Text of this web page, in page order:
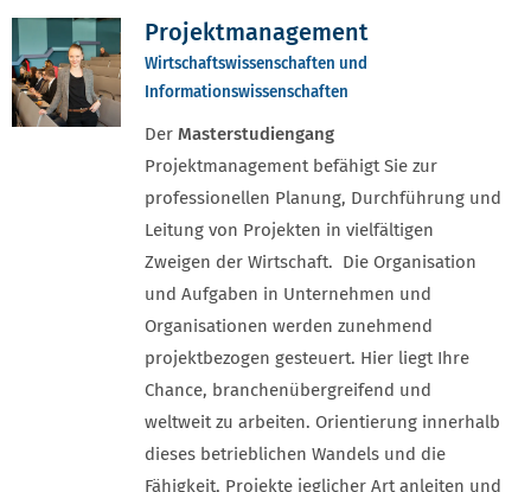
Projektmanagement
Wirtschaftswissenschaften und
Informationswissenschaften
Der Masterstudiengang
Projektmanagement befähigt Sie zur
professionellen Planung, Durchführung und
Leitung von Projekten in vielfältigen
Zweigen der Wirtschaft. Die Organisation
und Aufgaben in Unternehmen und
Organisationen werden zunehmend
projektbezogen gesteuert. Hier liegt Ihre
Chance, branchenübergreifend und
weltweit zu arbeiten. Orientierung innerhalb
dieses betrieblichen Wandels und die
Fähigkeit, Projekte jeglicher Art anleiten und